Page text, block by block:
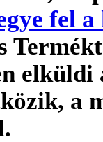
fel
elküldi
a